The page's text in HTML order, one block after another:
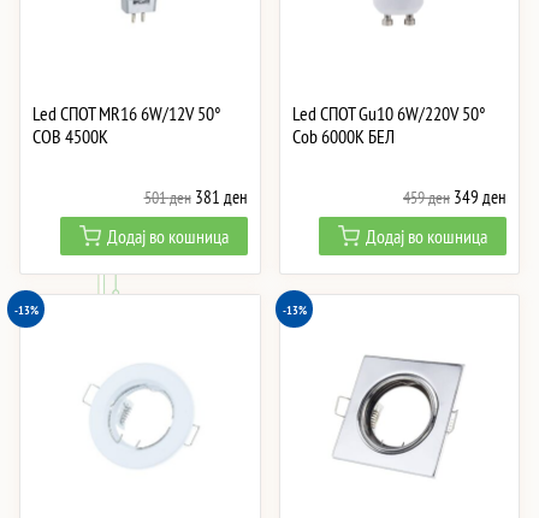
Led СПОТ MR16 6W/12V 50°
СОВ 4500K
501ден Original
price
was:
501 ден.
381 денCurrent
price
is:
381 ден.
Додај во кошница
Led СПОТ Gu10 6W/220V 50°
Cob 6000K БЕЛ
459ден Original
price
was:
459 ден.
349 ден
price
is:
349
Додај во кошница
-13% -13%